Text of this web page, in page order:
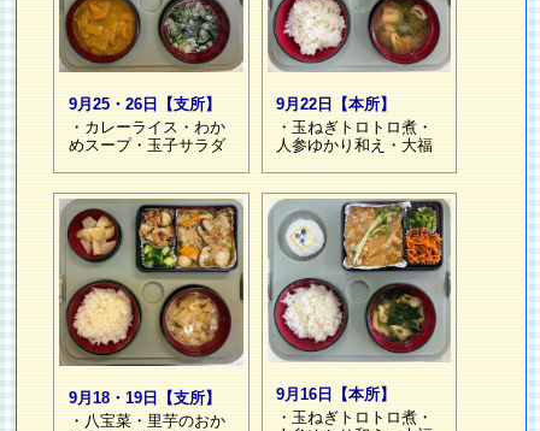
9月25・26日【支所】
・カレーライス・わか
めスープ・玉子サラダ
9月22日【本所】
・玉ねぎトロトロ煮・
人参ゆかり和え・大福
9月18・19日【支所】
・八宝菜・里芋のおか
9月16日【本所】
・玉ねぎトロトロ煮・